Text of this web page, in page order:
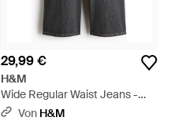
29,99 €
H&M
Wide Regular Waist Jeans -
GrauVon H&M